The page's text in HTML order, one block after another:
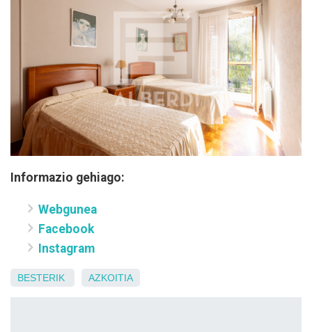
Informazio gehiago:
Webgunea
Facebook
Instagram
BESTERIK AZKOITIA